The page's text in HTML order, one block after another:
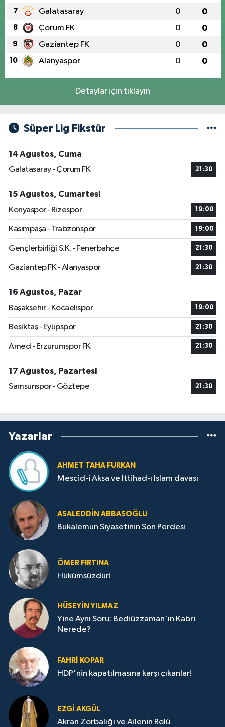
7 Galatasaray 0 0
8 Çorum FK 0 0
9 Gaziantep FK 0 0
10 Alanyaspor 0 0
Detaylar için tıklayın
Süper Lig Fikstür
14 Ağustos, Cuma
Galatasaray - Çorum FK
21:30
15 Ağustos, Cumartesi
Konyaspor - Rizespor
19:00
Kasımpaşa - Trabzonspor 19:00
Gençlerbirliği S.K. - Fenerbahçe 21:30
Gaziantep FK - Alanyaspor 21:30
16 Ağustos, Pazar
Başakşehir - Kocaelispor
19:00
Beşiktaş - Eyüpspor 21:30
Amed - Erzurumspor FK 21:30
17 Ağustos, Pazartesi
Samsunspor - Göztepe
21:30
Yazarlar
AHMET TAHA FURKAN
Mescid-i Aksa ve İttihad-ı İslam davası
ASALEDDIN ABBASOĞLU
Bukalemun Siyasetinin Son Perdesi
ÖMER FIRTINA
Hükümsüzdür!
HÜSEYIN YILMAZ
Yine Aynı Soru: Bediüzzaman'ın Kabri
Nerede?
FAHRI KOPAR
HDP'nin kapatılmasına karşı çıkanlar!
EZGI AKGÜL
Akran Zorbalığı ve Ailenin Rolü